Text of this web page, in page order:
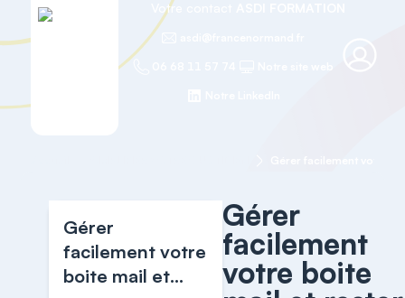
Votre contact
Gérer
facilement votre
boite mail et
Gérer
facilement
votre boite